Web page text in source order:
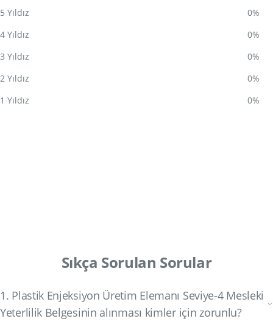
5 Yıldız
0%
4 Yıldız
0%
3 Yıldız
0%
2 Yıldız
0%
1 Yıldız
0%
Sıkça Sorulan Sorular
1. Plastik Enjeksiyon Üretim Elemanı Seviye-4 Mesleki
Yeterlilik Belgesinin alınması kimler için zorunlu?